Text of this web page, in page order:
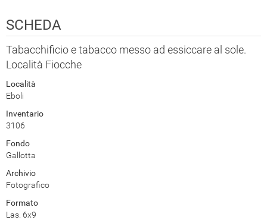
SCHEDA
Tabacchificio e tabacco messo ad essiccare al sole.
Località Fiocche
Località
Eboli
Inventario
3106
Fondo
Gallotta
Archivio
Fotografico
Formato
Las. 6x9